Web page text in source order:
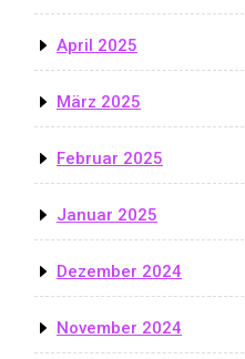
April 2025
März 2025
Februar 2025
Januar 2025
Dezember 2024
November 2024